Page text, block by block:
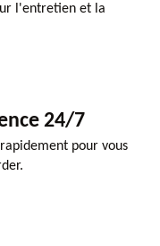
l'entretien et la
24/7
pour vous